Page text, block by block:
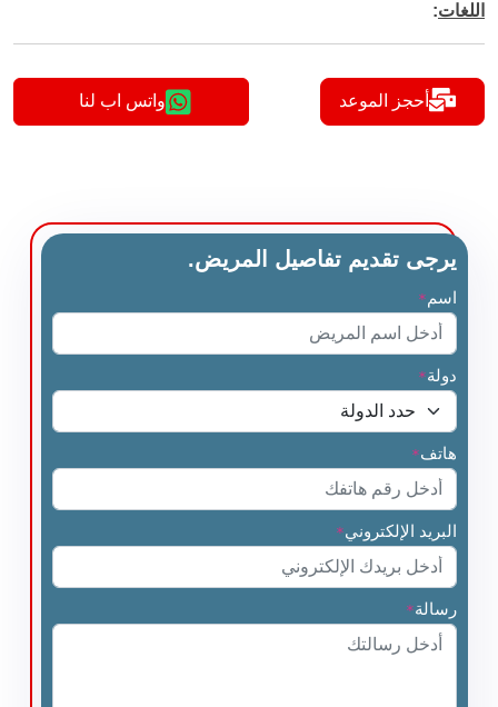
اللغات:
أحجز الموعد واتس اب لنا
يرجى تقديم تفاصيل المريض.
اسم *
دولة*
هاتف*
البريد الإلكتروني*
رسالة*